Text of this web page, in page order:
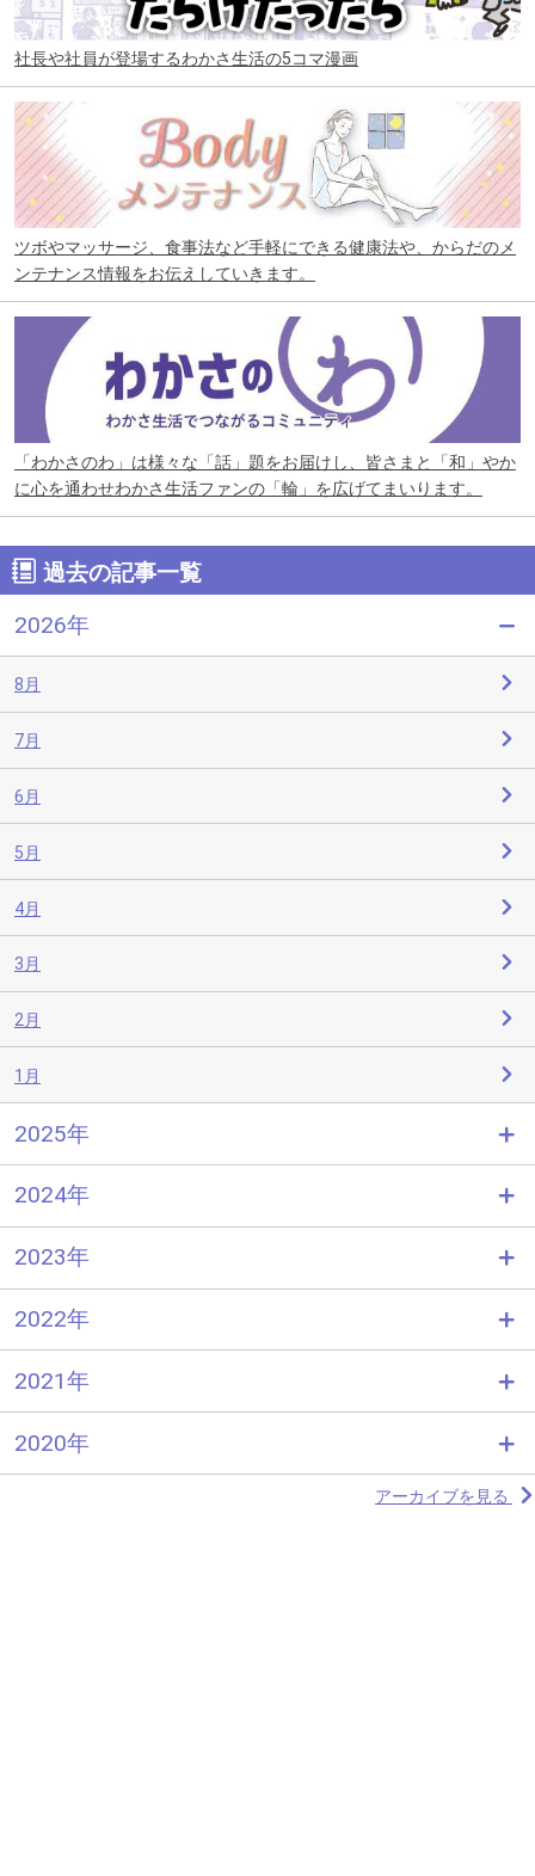
社長や社員が登場するわかさ生活の5コマ漫画
ツボやマッサージ、食事法など手軽にできる健康法や、からだのメ
ンテナンス情報をお伝えしていきます。
「わかさのわ」は様々な「話」題をお届けし、皆さまと「和」やか
に心を通わせわかさ生活ファンの「輪」を広げてまいります。
過去の記事一覧
2026年
8月
7月
6月
5月
4月
3月
2月
1月
2025年
2024年
2023年
2022年
2021年
2020年
アーカイブを見る